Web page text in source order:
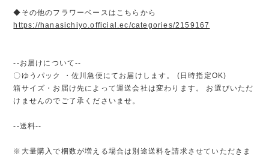
◆その他のフラワーベースはこちらから
https://hanasichiyo.official.ec/categories/2159167
--お届けについて--
〇ゆうパック ・佐川急便にてお届けします。 (日時指定OK)
箱サイズ・お届け先によって運送会社は変わります。 お選びいただ
けませんのでご了承くださいませ。
--送料--
※大量購入で梱数が増える場合は別途送料を請求させていただきま